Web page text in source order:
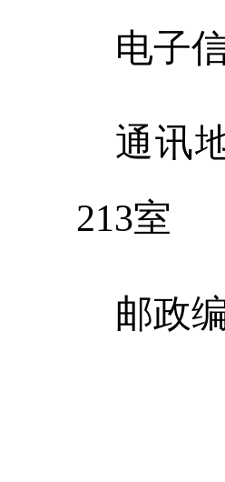
电子
通讯
213室
邮政